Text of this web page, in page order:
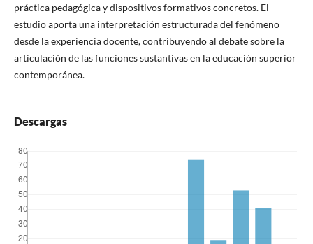
práctica pedagógica y dispositivos formativos concretos. El
estudio aporta una interpretación estructurada del fenómeno
desde la experiencia docente, contribuyendo al debate sobre la
articulación de las funciones sustantivas en la educación superior
contemporánea.
Descargas